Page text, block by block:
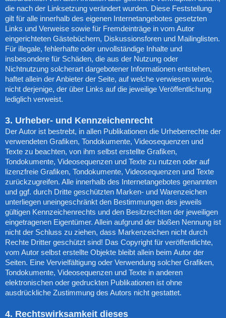
die nach der Linksetzung verändert wurden. Diese Feststellung
gilt für alle innerhalb des eigenen Internetangebotes gesetzten
Links und Verweise sowie für Fremdeinträge in vom Autor
eingerichteten Gästebüchern, Diskussionsforen und Mailinglisten.
Für illegale, fehlerhafte oder unvollständige Inhalte und
insbesondere für Schäden, die aus der Nutzung oder
Nichtnutzung solcherart dargebotener Informationen entstehen,
haftet allein der Anbieter der Seite, auf welche verwiesen wurde,
nicht derjenige, der über Links auf die jeweilige Veröffentlichung
lediglich verweist.
3. Urheber- und Kennzeichenrecht
Der Autor ist bestrebt, in allen Publikationen die Urheberrechte der
verwendeten Grafiken, Tondokumente, Videosequenzen und
Texte zu beachten, von ihm selbst erstellte Grafiken,
Tondokumente, Videosequenzen und Texte zu nutzen oder auf
lizenzfreie Grafiken, Tondokumente, Videosequenzen und Texte
zurückzugreifen. Alle innerhalb des Internetangebotes genannten
und ggf. durch Dritte geschützten Marken- und Warenzeichen
unterliegen uneingeschränkt den Bestimmungen des jeweils
gültigen Kennzeichenrechts und den Besitzrechten der jeweiligen
eingetragenen Eigentümer. Allein aufgrund der bloßen Nennung ist
nicht der Schluss zu ziehen, dass Markenzeichen nicht durch
Rechte Dritter geschützt sind! Das Copyright für veröffentlichte,
vom Autor selbst erstellte Objekte bleibt allein beim Autor der
Seiten. Eine Vervielfältigung oder Verwendung solcher Grafiken,
Tondokumente, Videosequenzen und Texte in anderen
elektronischen oder gedruckten Publikationen ist ohne
ausdrückliche Zustimmung des Autors nicht gestattet.
4. Rechtswirksamkeit dieses